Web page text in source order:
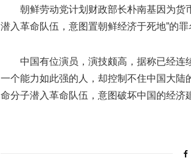
朝鲜劳动党计划财政部长朴南基因为货
潜入革命队伍，意图置朝鲜经济于死地”的罪
中国有位演员，演技颇高，据称已经连
一个能力如此强的人，却控制不住中国大
命分子潜入革命队伍，意图破坏中国的经济